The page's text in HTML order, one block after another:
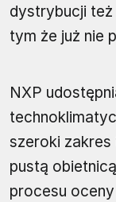
dystrybucji też
tym że już nie
NXP
szeroki zakres
pustą
procesu